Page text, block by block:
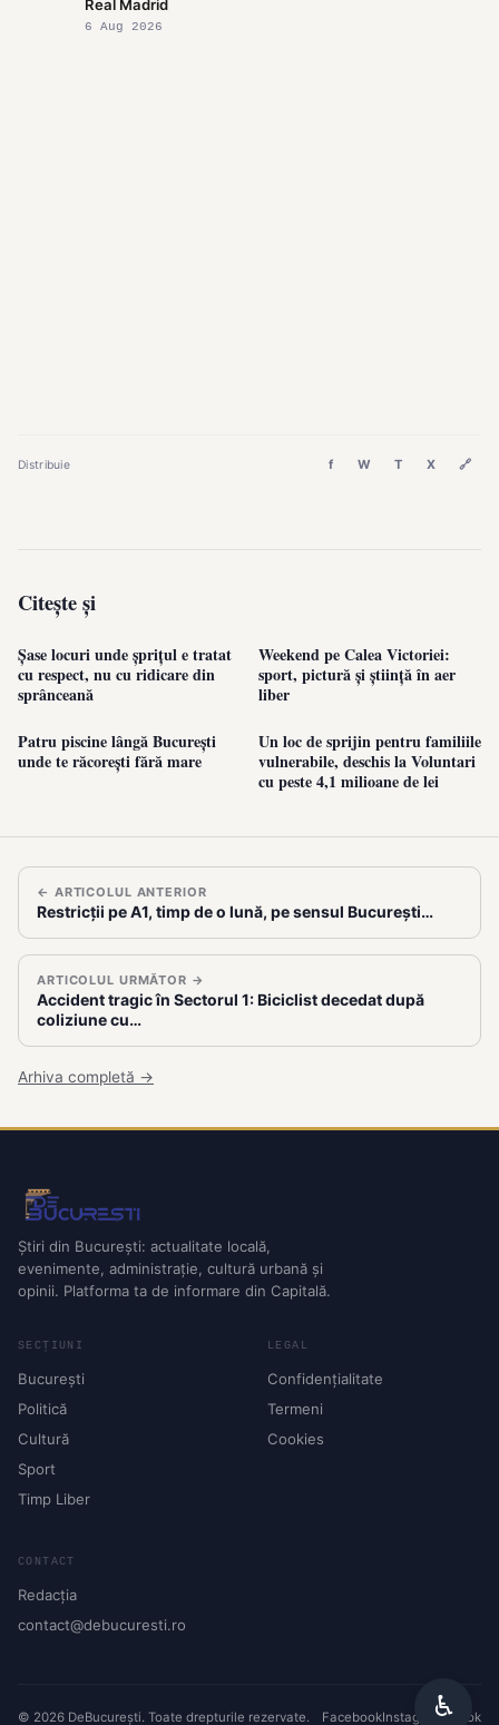
Real Madrid
6 Aug 2026
Distribuie f W T X 🔗
Citește și
Șase locuri unde șprițul e tratat
cu respect, nu cu ridicare din
sprânceană
Weekend pe Calea Victoriei:
sport, pictură și știință în aer
liber
Patru piscine lângă București
unde te răcorești fără mare
Un loc de sprijin pentru familiile
vulnerabile, deschis la Voluntari
cu peste 4,1 milioane de lei
← ARTICOLUL ANTERIOR
Restricții pe A1, timp de o lună, pe sensul București…
ARTICOLUL URMĂTOR →
Accident tragic în Sectorul 1: Biciclist decedat după
coliziune cu…
Arhiva completă →
Știri din București: actualitate locală,
evenimente, administrație, cultură urbană și
opinii. Platforma ta de informare din Capitală.
SECȚIUNI
București
Politică
Cultură
Sport
Timp Liber
LEGAL
Confidențialitate
Termeni
Cookies
CONTACT
Redacția
contact@debucuresti.ro
© 2026 DeBucurești. Toate drepturile rezervate. FacebookInstagramTikTok
♿︎